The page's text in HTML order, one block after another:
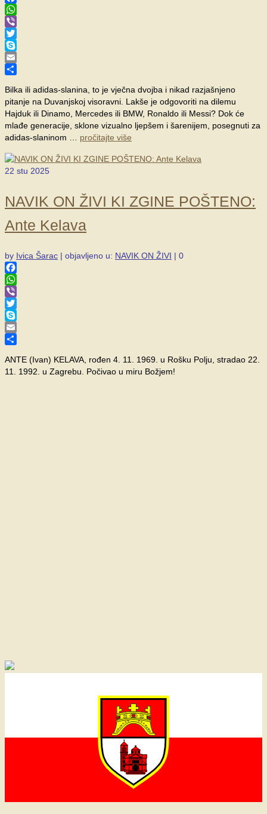
Facebook
WhatsApp
Viber
Twitter
Skype
Email
Bilka ili adidas-slanina, to je vječna dvojba i nikad razjašnjeno
pitanje na Duvanjskoj visoravni. Lakše je odgovoriti na dilemu
Hajduk ili Dinamo, Mercedes ili BMW, Ronaldo ili Messi? Dok će
mlađe generacije, sklone vizualno ljepšem i šarenijem, posegnuti za
adidas-slaninom … pročitajte više
22 stu 2025
NAVIK ON ŽIVI KI ZGINE POŠTENO:
Ante Kelava
by Ivica Šarac | objavljeno u: NAVIK ON ŽIVI | 0
Facebook
WhatsApp
Viber
Twitter
Skype
Email
ANTE (Ivan) KELAVA, rođen 4. 11. 1969. u Rošku Polju, stradao 22.
11. 1992. u Zagrebu. Počivao u miru Božjem!